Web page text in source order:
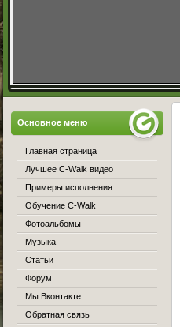
Основное меню
Главная страница
Лучшее C-Walk видео
Примеры исполнения
Обучение C-Walk
Фотоальбомы
Музыка
Статьи
Форум
Мы Вконтакте
Обратная связь